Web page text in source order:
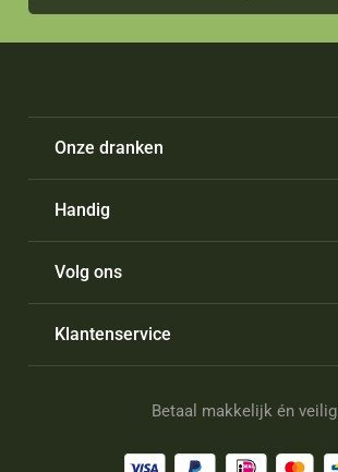
Onze dranken
Handig
Volg ons
Klantenservice
Betaal makkelijk én veilig